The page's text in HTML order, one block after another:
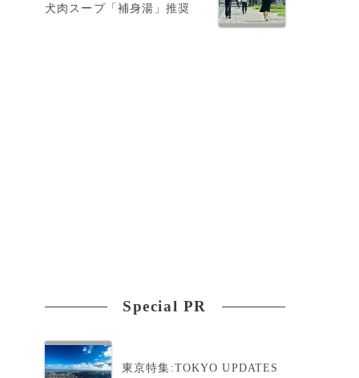
犬肉スープ「補身湯」推奨
Special PR
東京特集:TOKYO UPDATES